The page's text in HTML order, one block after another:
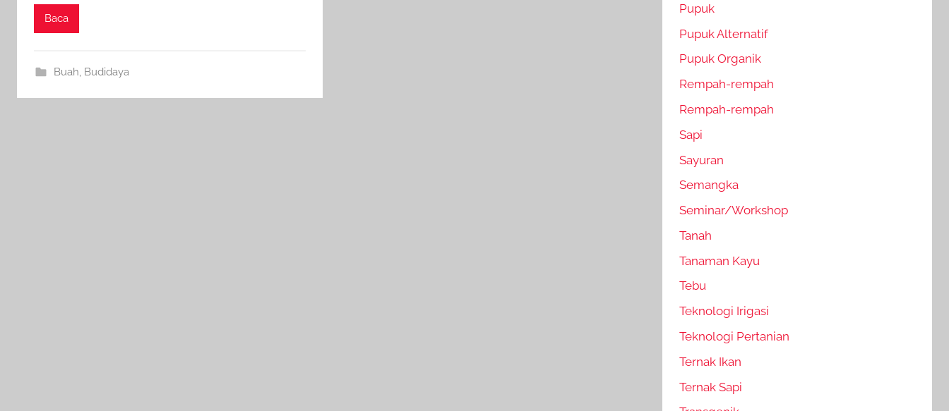
Baca
Buah, Budidaya
Pupuk
Pupuk Alternatif
Pupuk Organik
Rempah-rempah
Rempah-rempah
Sapi
Sayuran
Semangka
Seminar/Workshop
Tanah
Tanaman Kayu
Tebu
Teknologi Irigasi
Teknologi Pertanian
Ternak Ikan
Ternak Sapi